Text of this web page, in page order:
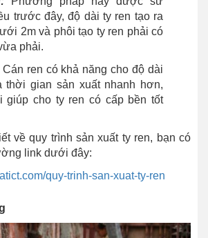
trước đây, độ dài ty ren tạo ra
2m và phôi tạo ty ren phải có
phải.
Cán ren có khả năng cho độ dài
thời gian sản xuất nhanh hơn,
giúp cho ty ren có cấp bền tốt
về quy trình sản xuất ty ren, bạn có
link dưới đây:
quy-trinh-san-xuat-ty-ren